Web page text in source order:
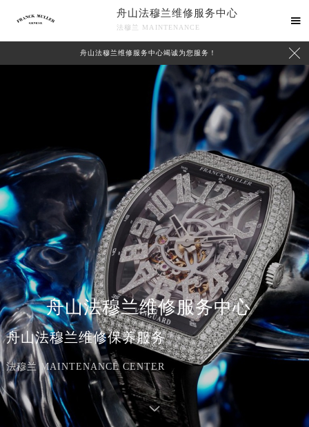
舟山法穆兰维修服务中心
法穆兰 MAINTENANCE

舟山法穆兰维修服务中心竭诚为您服务！ 
舟山法穆兰维修服务中心
舟山法穆兰维修保养服务
法穆兰 MAINTENANCE CENTER
心介绍 联系我们